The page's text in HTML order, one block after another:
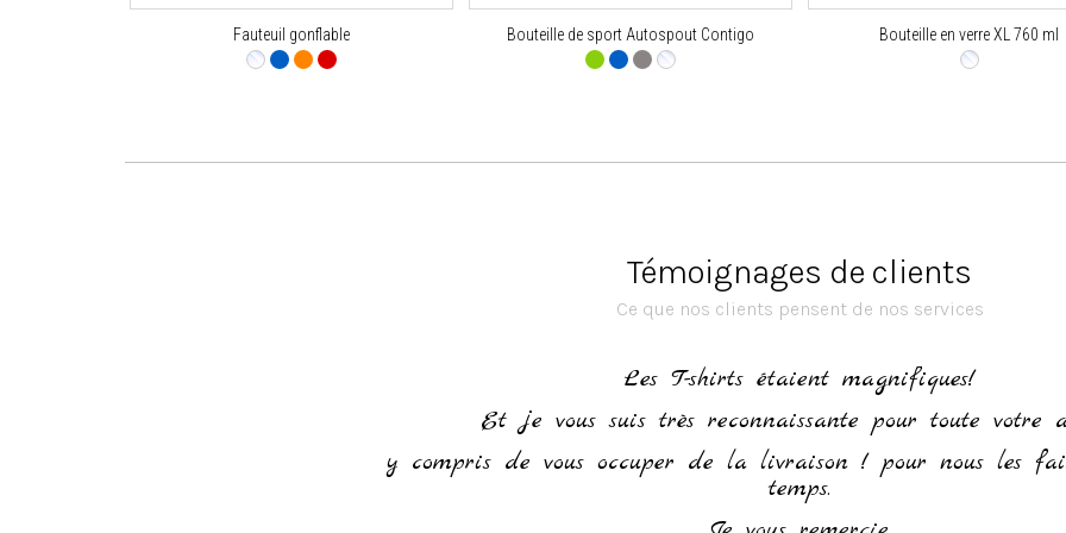
Fauteuil gonflable Bouteille de sport Autospout Contigo Bouteille en verre XL 760 ml
Témoignages de clients
Ce que nos clients pensent de nos services
Les T-shirts étaient magnifiques!
Et je vous suis très reconnaissante pour toute votre
y compris de vous occuper de la livraison ! pour nous les
temps.